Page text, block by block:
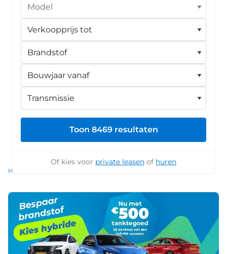
Toon 8469 resultaten
Of kies voor private leasen of huren
Home